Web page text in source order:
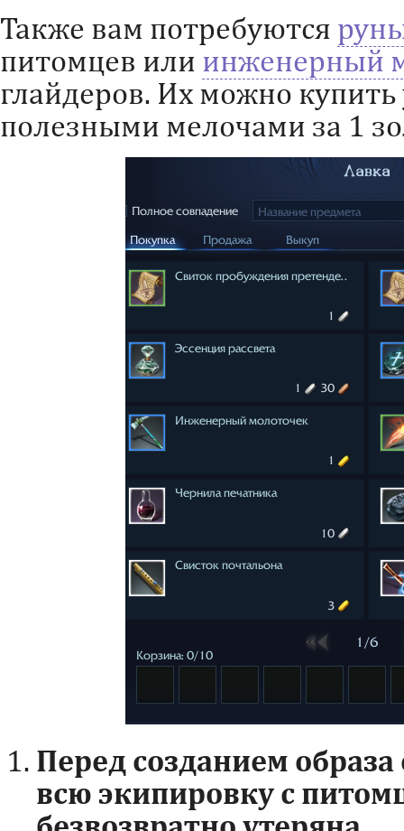
Также вам потребуются
питомцев или инженерный
глайдеров. Их можно
полезными мелочами за 1
Перед созданием
всю экипировку с